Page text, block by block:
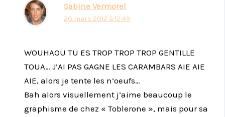
Sabine Vermorel
20 mars 2012 à 12:49
WOUHAOU TU ES TROP TROP TROP GENTILLE
TOUA… J’AI PAS GAGNE LES CARAMBARS AIE AIE
AIE, alors je tente les n’oeufs…
Bah alors visuellement j’aime beaucoup le
graphisme de chez « Toblerone », mais pour sa